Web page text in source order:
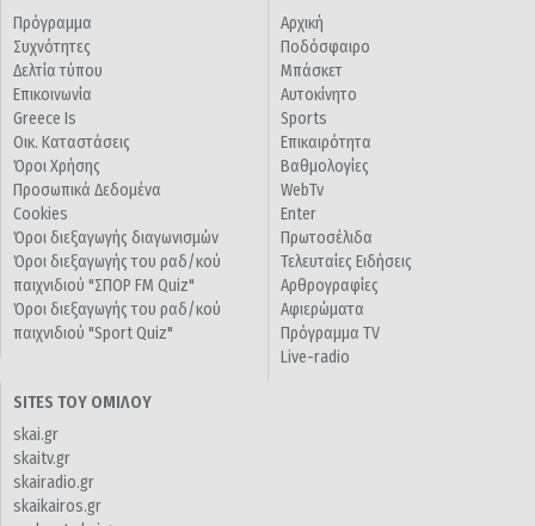
Πρόγραμμα
Συχνότητες
Δελτία τύπου
Επικοινωνία
Greece Is
Οικ. Καταστάσεις
Όροι Χρήσης
Προσωπικά Δεδομένα
Cookies
Όροι διεξαγωγής διαγωνισμών
Όροι διεξαγωγής του ραδ/κού
παιχνιδιού "ΣΠΟΡ FM Quiz"
Όροι διεξαγωγής του ραδ/κού
παιχνιδιού "Sport Quiz"
Αρχική
Ποδόσφαιρο
Μπάσκετ
Αυτοκίνητο
Sports
Επικαιρότητα
Βαθμολογίες
WebTv
Enter
Πρωτοσέλιδα
Τελευταίες Ειδήσεις
Αρθρογραφίες
Αφιερώματα
Πρόγραμμα TV
Live-radio
SITES ΤΟΥ ΟΜΙΛΟΥ
skai.gr
skaitv.gr
skairadio.gr
skaikairos.gr